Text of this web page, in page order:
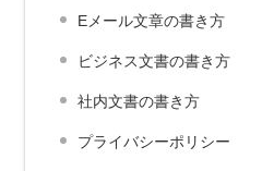
Eメール文章の書き方
ビジネス文書の書き方
社内文書の書き方
プライバシーポリシー